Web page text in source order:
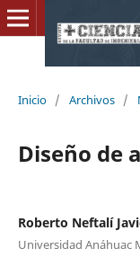
Inicio / Archivos /
Diseño de
Roberto Neftalí
Universidad Anáhuac